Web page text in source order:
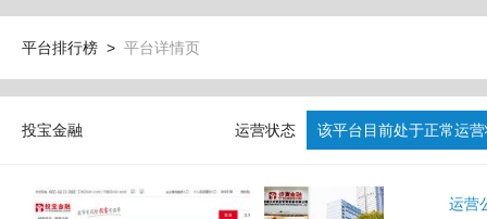
平台排行榜 > 平台详情页
投宝金融 运营状态 该平台目前处于正常运
运营